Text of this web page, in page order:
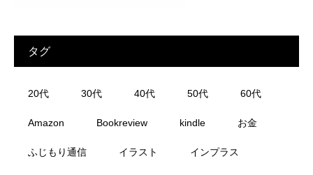
タグ
20代 30代 40代 50代 60代
Amazon Bookreview kindle お金
ふじもり通信 イラスト インプラス